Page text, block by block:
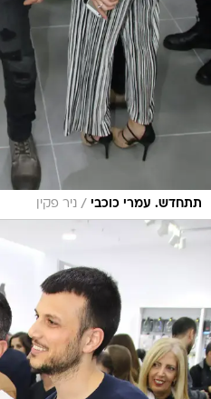
תתחדש. עמרי כוכבי / ניר פקין